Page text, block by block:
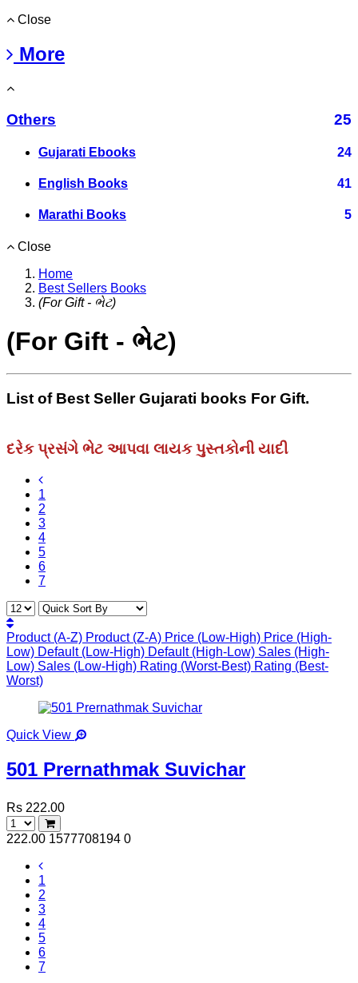
Close
More
Others 25
Gujarati Ebooks 24
English Books 41
Marathi Books 5
Close
Home
Best Sellers Books
(For Gift - ભેટ)
(For Gift - ભેટ)
List of Best Seller Gujarati books For Gift.
દરેક પ્રસંગે ભેટ આપવા લાયક પુસ્તકોની યાદી
1
2
3
4
5
6
7
Product (A-Z) Product (Z-A) Price (Low-High) Price (High-
Low) Default (Low-High) Default (High-Low) Sales (High-
Low) Sales (Low-High) Rating (Worst-Best) Rating (Best-
Worst)
Quick View
501 Prernathmak Suvichar
Rs 222.00
222.00 1577708194 0
1
2
3
4
5
6
7